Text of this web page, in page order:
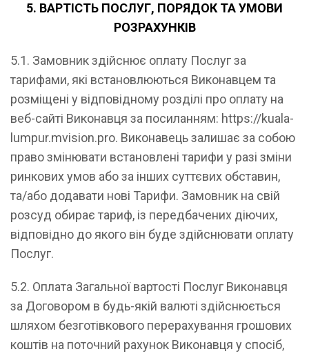
5. ВАРТІСТЬ ПОСЛУГ, ПОРЯДОК ТА УМОВИ
РОЗРАХУНКІВ
5.1. Замовник здійснює оплату Послуг за
тарифами, які встановлюються Виконавцем та
розміщені у відповідному розділі про оплату на
веб-сайті Виконавця за посиланням: https://kuala-
lumpur.mvision.pro. Виконавець залишає за собою
право змінювати встановлені тарифи у разі зміни
ринкових умов або за інших суттєвих обставин,
та/або додавати нові Тарифи. Замовник на свій
розсуд обирає тариф, із передбачених діючих,
відповідно до якого він буде здійснювати оплату
Послуг.
5.2. Оплата Загальної вартості Послуг Виконавця
за Договором в будь-якій валюті здійснюється
шляхом безготівкового перерахування грошових
коштів на поточний рахунок Виконавця у спосіб,